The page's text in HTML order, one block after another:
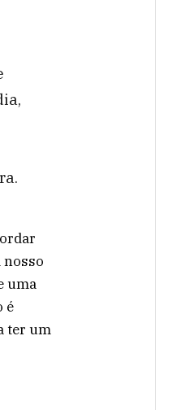
nosso
uma
é
ter um